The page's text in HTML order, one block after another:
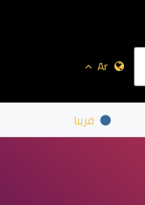
Ar
قريبا